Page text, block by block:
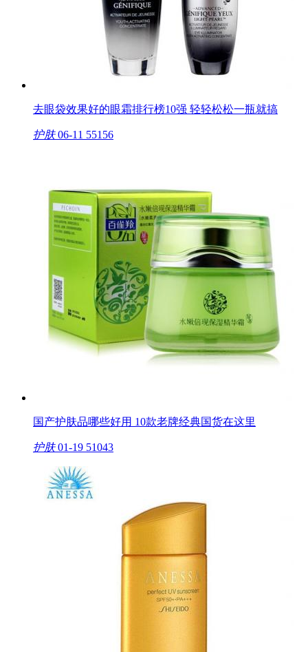
去眼袋效果好的眼霜排行榜10强 轻轻松松一瓶就搞
护肤 06-11 55156
国产护肤品哪些好用 10款老牌经典国货在这里
护肤 01-19 51043